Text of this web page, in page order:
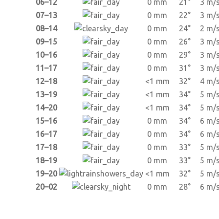
06–12
0 mm 21°
3 m/s
07–13
0 mm 22°
3 m/s
08–14
0 mm 24°
2 m/s
09–15
0 mm 26°
3 m/s
10–16
0 mm 29°
3 m/s
11–17
0 mm 31°
3 m/s
12–18
<1 mm 32°
4 m/s
13–19
<1 mm 34°
5 m/s
14–20
<1 mm 34°
5 m/s
15–16
0 mm 34°
6 m/s
16–17
0 mm 34°
6 m/s
17–18
0 mm 33°
5 m/s
18–19
0 mm 33°
5 m/s
19–20
<1 mm 32°
5 m/s
20–02
0 mm 28° 6 m/s